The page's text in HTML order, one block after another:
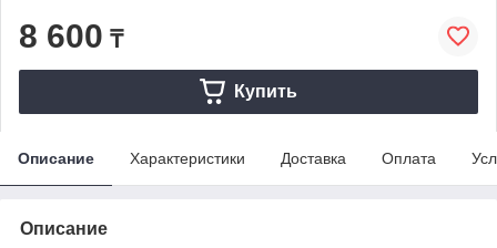
8 600 ₸
Купить
Описание Характеристики Доставка Оплата
Описание